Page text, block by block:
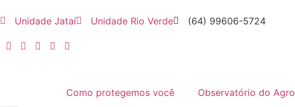
Unidade Jataí Unidade Rio Verde (64) 99606-5724
Como protegemos você Observatório do Agro